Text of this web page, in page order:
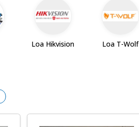
Loa Hikvision Loa T-Wolf